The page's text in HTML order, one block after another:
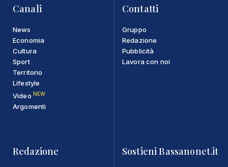
Canali
News
Economia
Cultura
Sport
Territorio
Lifestyle
Video NEW
Argomenti
Contatti
Gruppo
Redazione
Pubblicità
Lavora con noi
Redazione Sostieni Bassanonet.it